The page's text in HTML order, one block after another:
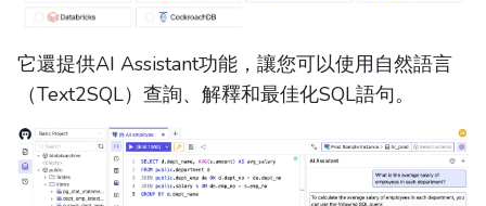
它還提供AI Assistant功能，讓您可以使用自然語言
（Text2SQL）查詢、解釋和最佳化SQL語句。